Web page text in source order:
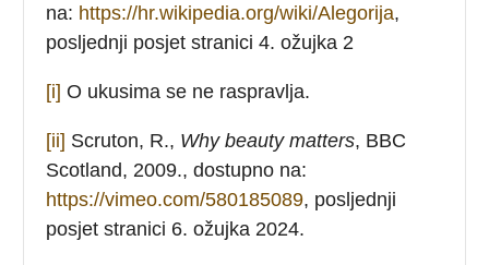
na: https://hr.wikipedia.org/wiki/Alegorija,
posljednji posjet stranici 4. ožujka 2
[i] O ukusima se ne raspravlja.
[ii] Scruton, R., Why beauty matters, BBC
Scotland, 2009., dostupno na:
https://vimeo.com/580185089, posljednji
posjet stranici 6. ožujka 2024.